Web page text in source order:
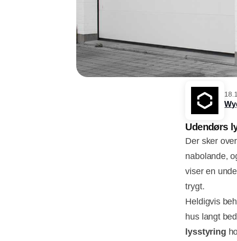
Udendørs
Der sker
nabolande,
viser en
trygt.
Heldigvis
hus langt
lysstyring